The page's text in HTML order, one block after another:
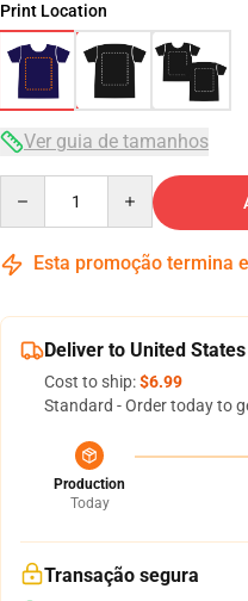
Print Location
Ver guia de tamanhos
Esta promoção termina
Deliver to United States
Cost to ship:$6.99
Standard - Order today to
Production
Today
Transação segura